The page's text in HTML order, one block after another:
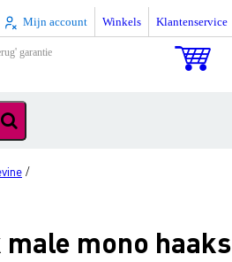
Mijn account Winkels Klantenservice
garantie
/
male mono haaks